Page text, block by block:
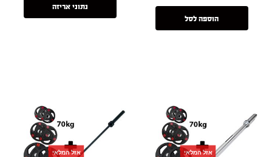
הוספה לסל
נתוני אריזה
אזל המלאי אזל המלאי